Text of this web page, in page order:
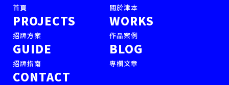
首頁 關於津本
PROJECTS
招牌方案
WORKS
作品案例
GUIDE
招牌指南
BLOG
專欄文章
CONTACT